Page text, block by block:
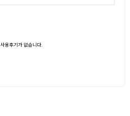
사용후기가 없습니다.